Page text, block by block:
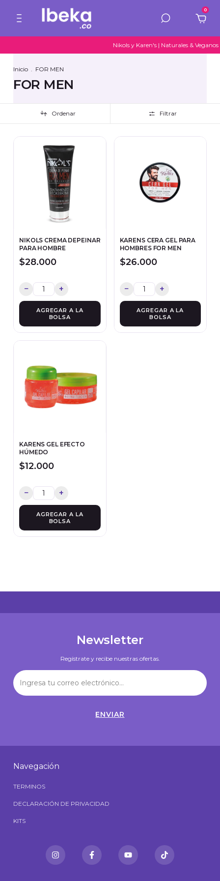
0
Nikols y Karen's | Naturales &
Inicio . FOR MEN
FOR MEN
Ordenar Filtrar
NIKOLS CREMA DEPEINAR
PARA HOMBRE
$28.000
− +
AGREGAR A LA
BOLSA
KARENS CERA GEL PARA
HOMBRES FOR MEN
$26.000
− +
AGREGAR A LA
BOLSA
KARENS GEL EFECTO
HÚMEDO
$12.000
− +
AGREGAR A LA
BOLSA
Newsletter
Regístrate y recibe nuestras ofertas.
Navegación
TERMINOS
DECLARACIÓN DE PRIVACIDAD
KITS